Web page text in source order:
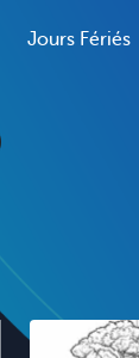
Jours Fériés